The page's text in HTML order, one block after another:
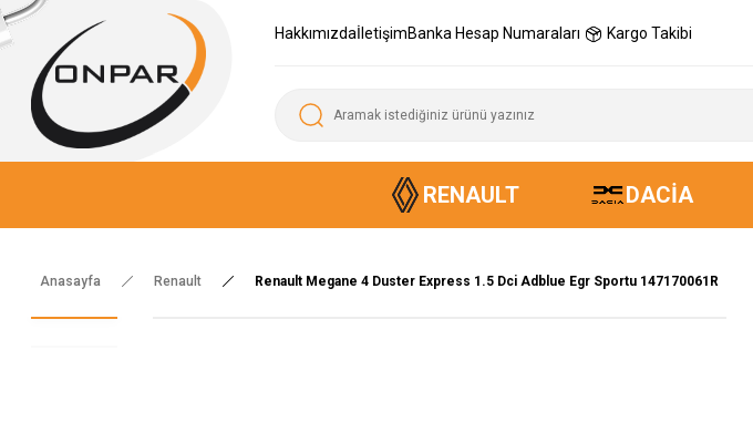
HakkımızdaİletişimBanka Hesap Numaraları Kargo Takibi
RENAULT DACIA
Anasayfa Renault Renault Megane 4 Duster Express 1.5 Dci Adblue Egr Sportu 147170061R